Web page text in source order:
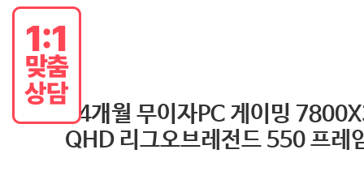
24개월 무이자PC 게이밍
QHD 리그오브레전드 550 프레